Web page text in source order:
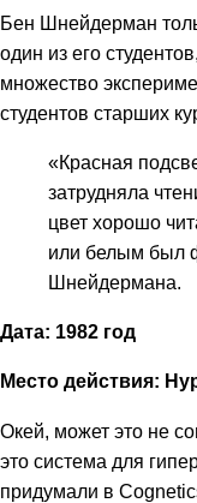
Бен Шнейдерман
один из его
множество
студентов старших
«Красная
затрудняла
цвет хорошо
или белым был
Шнейдермана.
Дата: 1982 год
Место действия:
Окей, может это не
это система для
придумали в